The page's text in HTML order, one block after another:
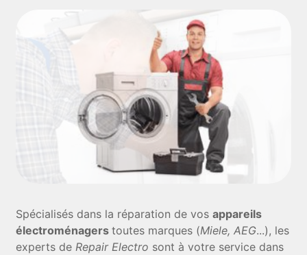
Spécialisés dans la réparation de vosappareils
électroménagerstoutes marques (Miele, AEG...), les
experts de Repair Electro sont à votre service dans